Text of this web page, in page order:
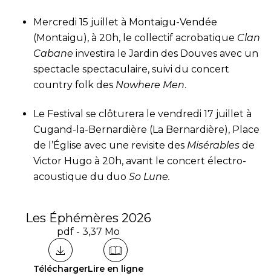
Mercredi 15 juillet à Montaigu-Vendée
(Montaigu), à 20h, le collectif acrobatique Clan
Cabane investira le Jardin des Douves avec un
spectacle spectaculaire, suivi du concert
country folk des Nowhere Men.
Le Festival se clôturera le vendredi 17 juillet à
Cugand-la-Bernardière (La Bernardière), Place
de l’Église avec une revisite des Misérables de
Victor Hugo à 20h, avant le concert électro-
acoustique du duo So Lune.
Les Éphémères 2026
pdf - 3,37 Mo
TéléchargerLire en ligne